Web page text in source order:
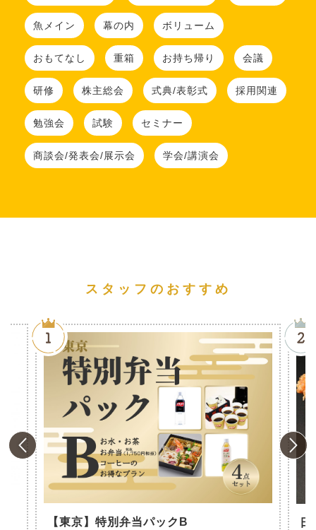
魚メイン 幕の内 ボリューム
おもてなし 重箱 お持ち帰り 会議
研修 株主総会 式典/表彰式 採用関連
勉強会 試験 セミナー
商談会/発表会/展示会 学会/講演会
スタッフのおすすめ
【東京】特別弁当パックB